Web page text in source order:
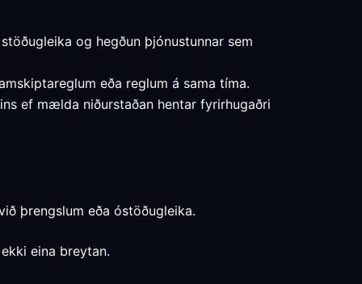
og hegðun þjónustunnar sem
eða reglum á sama tíma.
ef mælda niðurstaðan hentar fyrirhugaðri
þrengslum eða óstöðugleika.
eina breytan.